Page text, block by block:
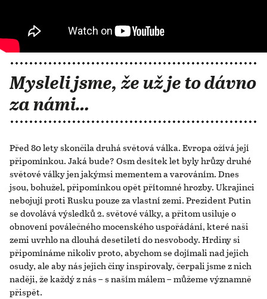
Mysleli jsme, že už je to dávno
za námi…
Před 80 lety skončila druhá světová válka. Evropa ožívá její
připomínkou. Jaká bude? Osm desítek let byly hrůzy druhé
světové války jen jakýmsi mementem a varováním. Dnes
jsou, bohužel, připomínkou opět přítomné hrozby. Ukrajinci
nebojují proti Rusku pouze za vlastní zemi. Prezident Putin
se dovolává výsledků 2. světové války, a přitom usiluje o
obnovení poválečného mocenského uspořádání, které naši
zemi uvrhlo na dlouhá desetiletí do nesvobody. Hrdiny si
připomínáme nikoliv proto, abychom se dojímali nad jejich
osudy, ale aby nás jejich činy inspirovaly, čerpali jsme z nich
naději, že každý z nás – s naším málem – můžeme významně
přispět.